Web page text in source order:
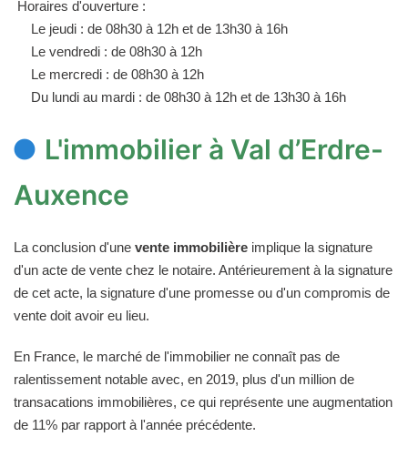
Horaires d'ouverture :
Le jeudi : de 08h30 à 12h et de 13h30 à 16h
Le vendredi : de 08h30 à 12h
Le mercredi : de 08h30 à 12h
Du lundi au mardi : de 08h30 à 12h et de 13h30 à 16h
L'immobilier à Val d’Erdre-
Auxence
La conclusion d'une vente immobilière implique la signature
d'un acte de vente chez le notaire. Antérieurement à la signature
de cet acte, la signature d'une promesse ou d'un compromis de
vente doit avoir eu lieu.
En France, le marché de l'immobilier ne connaît pas de
ralentissement notable avec, en 2019, plus d'un million de
transacations immobilières, ce qui représente une augmentation
de 11% par rapport à l'année précédente.